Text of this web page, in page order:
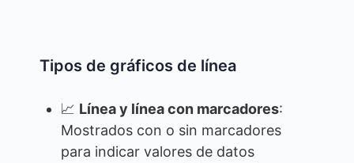
Tipos de gráficos de línea
📈 Línea y línea con marcadores:
Mostrados con o sin marcadores
para indicar valores de datos